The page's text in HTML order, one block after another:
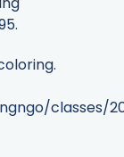
classes/